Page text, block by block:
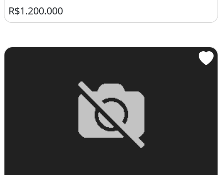
R$1.200.000